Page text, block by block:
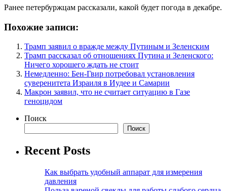
Ранее петербуржцам рассказали, какой будет погода в декабре.
Похожие записи:
Трамп заявил о вражде между Путиным и Зеленским
Трамп рассказал об отношениях Путина и Зеленского:
Ничего хорошего ждать не стоит
Немедленно: Бен-Гвир потребовал установления
суверенитета Израиля в Иудее и Самарии
Макрон заявил, что не считает ситуацию в Газе
геноцидом
Поиск
Поиск
Recent Posts
Как выбрать удобный аппарат для измерения
давления